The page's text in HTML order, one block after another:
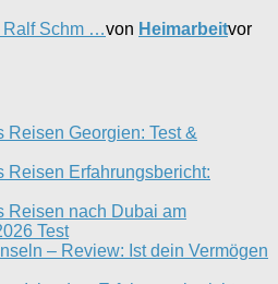
Ralf Schm …von Heimarbeitvor
Georgien: Test &
Reisen Erfahrungsbericht:
Reisen nach Dubai am
Test
– Review: Ist dein Vermögen